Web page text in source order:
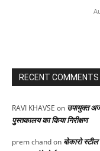
RECENT COMMENTS
RAVI KHAVSE on उपायुक्त
पुस्तकालय का किया निरीक्षण
prem chandon बोकारो